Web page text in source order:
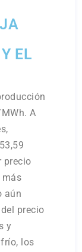
EL
A
precio
más
aún
precio
y
los